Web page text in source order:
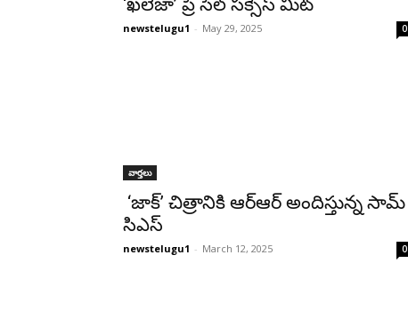
‘ఖలేజా’ ప్రీ సేల్ సక్సెస్ మీట్
newstelugu1 - May 29, 2025 0
వార్తలు
‘జాక్’ చిత్రానికి ఆర్ఆర్ అందిస్తున్న సామ్
సిఎస్‌
newstelugu1 - March 12, 2025 0